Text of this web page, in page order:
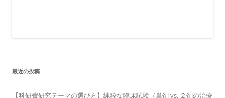
最近の投稿
【科研費研究テーマの選び方】純粋な臨床試験（単剤 vs. ２剤の治療